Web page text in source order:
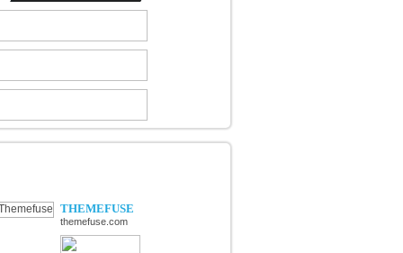
THEMEFUSE
themefuse.com